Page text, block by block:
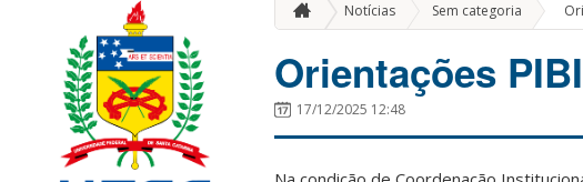
Notícias Sem categoria
Orientações
17/12/2025 12:48